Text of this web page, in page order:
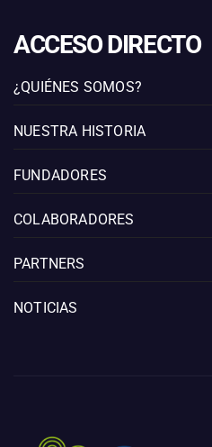
ACCESO DIRECTO
¿QUIÉNES SOMOS?
NUESTRA HISTORIA
FUNDADORES
COLABORADORES
PARTNERS
NOTICIAS